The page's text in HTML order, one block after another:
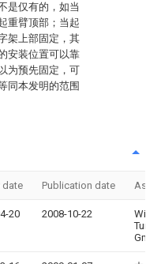
是仅有的，如当
重臂顶部；当起
架上部固定，其
安装位置可以靠
为预先固定，可
同本发明的范围
date Publication date
20 2008-10-22